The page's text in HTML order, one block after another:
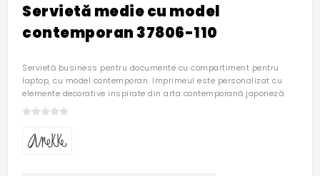
Servietă medie cu model
contemporan 37806-110
Servietă business pentru documente cu compartiment pentru
laptop, cu model contemporan. Imprimeul este personalizat cu
elemente decorative inspirate din arta contemporană japoneză.